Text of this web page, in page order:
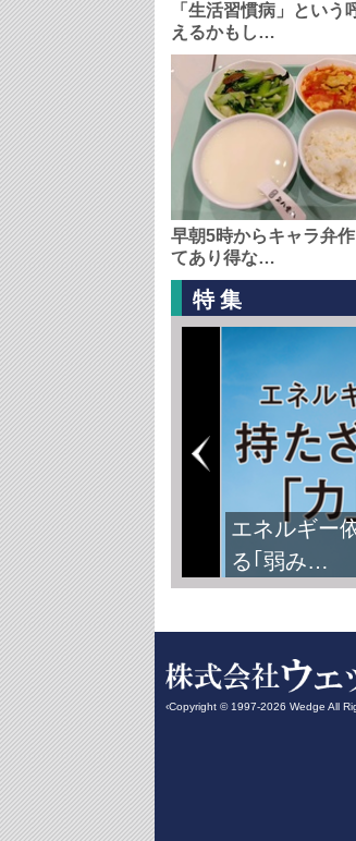
「生活習慣病」という
えるかもし…
早朝5時からキャラ弁
てあり得な…
特集
エネルギー
る｢弱み…
‹Copyright © 1997-2026 Wedge All